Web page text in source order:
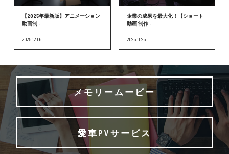
【2025年最新版】アニメーション
動画制...
2025.12.06
企業の成果を最大化！【ショート
動画 制作...
2025.11.25
メモリームービー
愛車PVサービス